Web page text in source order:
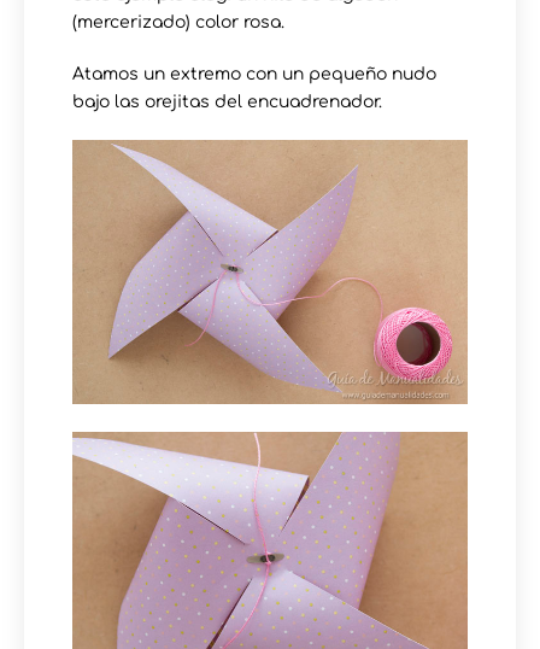
(mercerizado) color rosa.
Atamos un extremo con un pequeño nudo
bajo las orejitas del encuadrenador.